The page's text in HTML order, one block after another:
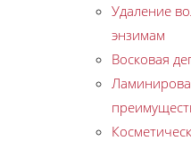
Удаление
энзимам
Восковая